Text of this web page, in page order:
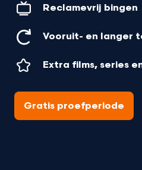
Reclamevrij bingen
Vooruit- en langer
Extra films, series
Gratis proefperiode